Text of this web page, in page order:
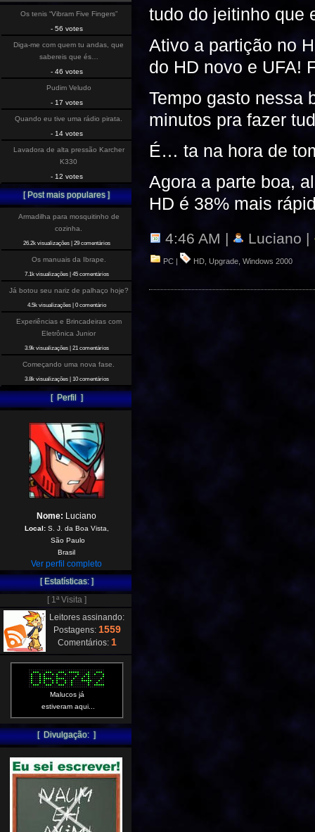
tudo do jeitinho que
Ativo a partição no
do HD novo e UFA!
Tempo gasto nessa
minutos pra fazer
É… ta na hora de
Agora a parte boa,
HD é 38% mais
4:46 AM | Luciano |
PC HD ,Upgrade ,Windows 2000
Os tenis “Vibram Five Fingers”
- 56 votes
Diga-me com quem tu andas, que
sabereis que és…
- 46 votes
Pudim Veludo
- 17 votes
Quando eu tive uma rádio pirata.
- 14 votes
Lavadora de alta pressão Karcher
K330
- 12 votes
[ Post mais populares ]
Armadilha para mosquitinho de
cozinha.
26.2k visualizações| 29 comentários
Os manuais da Ibrape.
7.1k visualizações| 45 comentários
Já botou seu nariz de palhaço hoje?
4.5k visualizações| 0 comentário
Experiências e Brincadeiras com
Eletrônica Junior
3.9k visualizações| 21 comentários
Começando uma nova fase.
3.8k visualizações| 10 comentários
[ Perfil ]
Nome: Luciano
Local:S. J. da Boa Vista,
São Paulo
Brasil
Ver perfil completo
[ Estatísticas: ]
[ 1ª Visita ]
Leitores assinando:
Postagens: 1559
Comentários: 1
Malucos já
estiveram aqui...
[ Divulgação: ]